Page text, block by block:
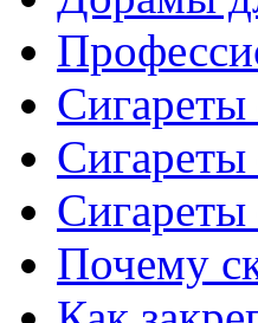
Сигареты
Сигареты
Почему